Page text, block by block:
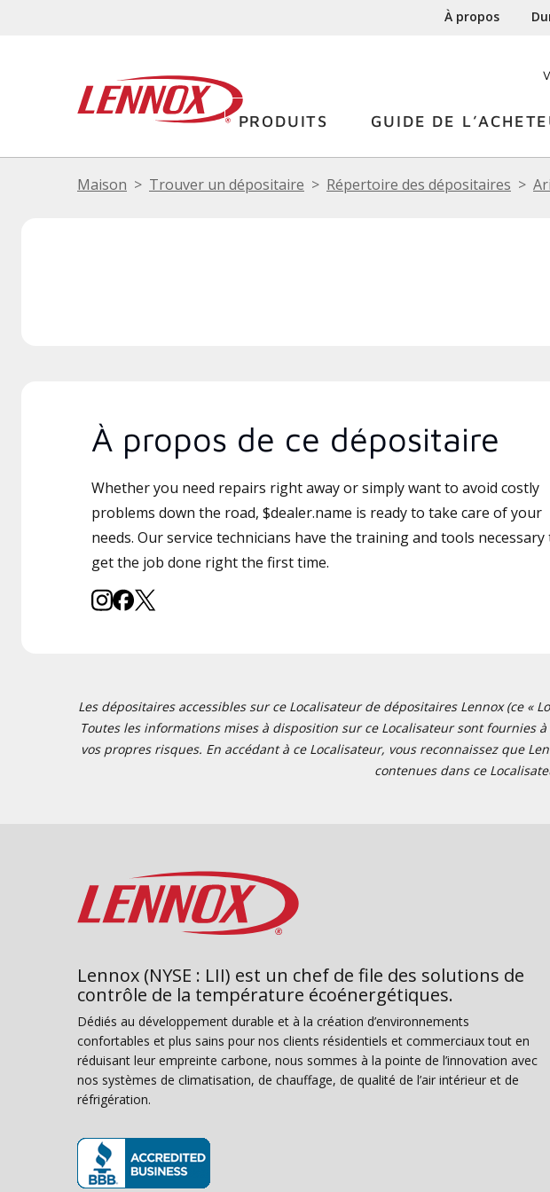
À propos
PRODUITS GUIDE DE
Maison Trouver un dépositaire Répertoire des dépositaires
À propos de ce dépositaire
Whether you need repairs right away or simply want to avoid costly
problems down the road, $dealer.name is ready to take care of your
needs. Our service technicians have the training and tools necessary
get the job done right the first time.
Les dépositaires accessibles sur ce Localisateur de dépositaires Lennox (ce «
Toutes les informations mises à disposition sur ce Localisateur sont
vos propres risques. En accédant à ce Localisateur, vous reconnaissez que
contenues dans ce
Lennox (NYSE : LII) est un chef de file des solutions de
contrôle de la température écoénergétiques.
Dédiés au développement durable et à la création d’environnements
confortables et plus sains pour nos clients résidentiels et commerciaux tout en
réduisant leur empreinte carbone, nous sommes à la pointe de l’innovation avec
nos systèmes de climatisation, de chauffage, de qualité de l’air intérieur et de
réfrigération.